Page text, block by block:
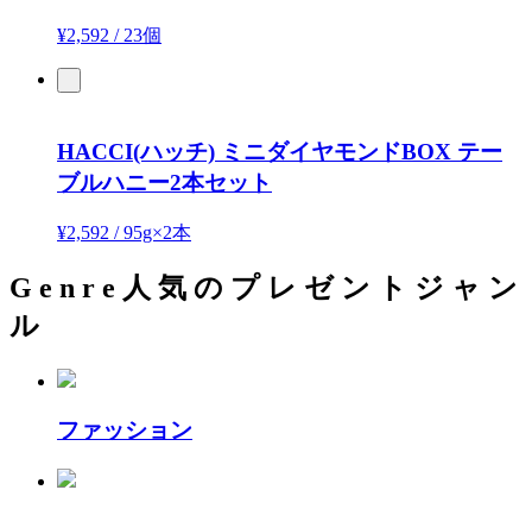
¥2,592 / 23個
HACCI(ハッチ) ミニダイヤモンドBOX テー
ブルハニー2本セット
¥2,592 /95g×2本
G e n r e 人 気 の プ レ ゼ ン ト ジ ャ ン
ル
ファッション